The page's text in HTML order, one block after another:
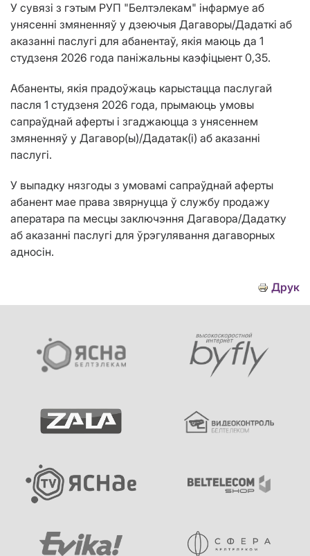
У сувязі з гэтым РУП "Белтэлекам" інфармуе аб
унясенні змяненняў у дзеючыя Дагаворы/Дадаткі аб
аказанні паслугі для абанентаў, якія маюць да 1
студзеня 2026 года паніжальны каэфіцыент 0,35.
Абаненты, якія прадоўжаць карыстацца паслугай
пасля 1 студзеня 2026 года, прымаюць умовы
сапраўднай аферты і згаджаюцца з унясеннем
змяненняў у Дагавор(ы)/Дадатак(i) аб аказанні
паслугі.
У выпадку нязгоды з умовамі сапраўднай аферты
абанент мае права звярнуцца ў службу продажу
аператара па месцы заключэння Дагавора/Дадатку
аб аказанні паслугі для ўрэгулявання дагаворных
адносін.
Друк